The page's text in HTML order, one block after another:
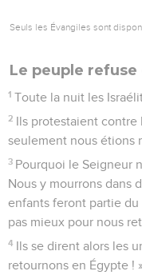
Seuls les Évangiles sont
Le peuple refuse
1 Toute la nuit les
2 Ils protestaient contre
seulement nous étions
3 Pourquoi le Seigneur
Nous y mourrons dans
enfants feront partie
pas mieux pour nous
4 Ils se dirent alors les
retournons en Égypte !